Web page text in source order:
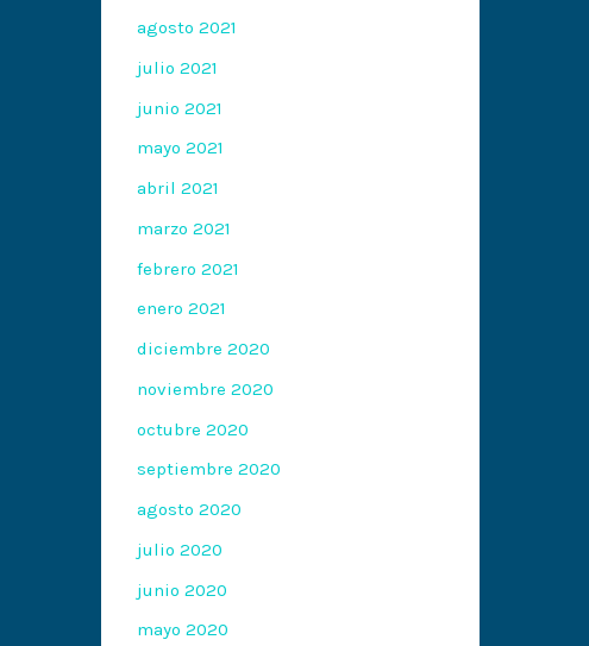
agosto 2021
julio 2021
junio 2021
mayo 2021
abril 2021
marzo 2021
febrero 2021
enero 2021
diciembre 2020
noviembre 2020
octubre 2020
septiembre 2020
agosto 2020
julio 2020
junio 2020
mayo 2020